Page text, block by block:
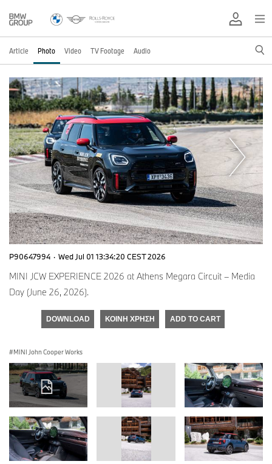
Article Photo Video TV Footage Audio
P90647994 · Wed Jul 01 13:34:20 CEST 2026
MINI JCW EXPERIENCE 2026 at Athens Megara Circuit – Media
Day (June 26, 2026).
DOWNLOAD ΚΟΙΝΉ ΧΡΉΣΗ ADD TO CART
MINI John Cooper Works